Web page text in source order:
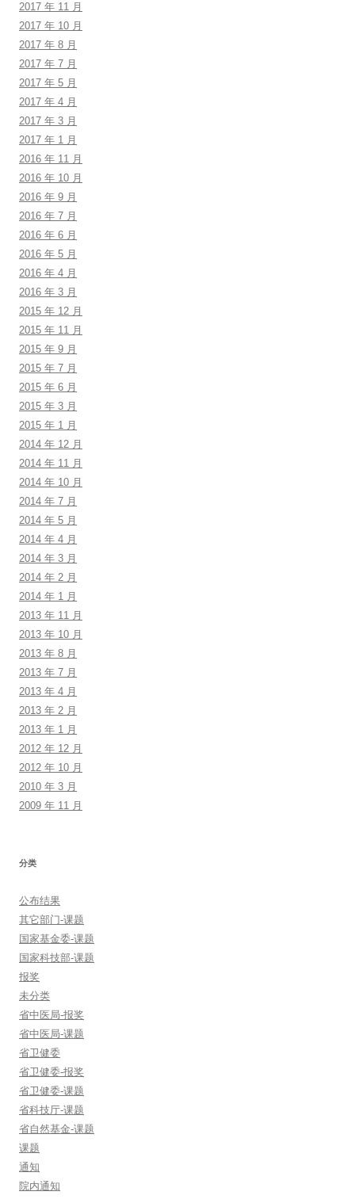
2017 年 11 月
2017 年 10 月
2017 年 8 月
2017 年 7 月
2017 年 5 月
2017 年 4 月
2017 年 3 月
2017 年 1 月
2016 年 11 月
2016 年 10 月
2016 年 9 月
2016 年 7 月
2016 年 6 月
2016 年 5 月
2016 年 4 月
2016 年 3 月
2015 年 12 月
2015 年 11 月
2015 年 9 月
2015 年 7 月
2015 年 6 月
2015 年 3 月
2015 年 1 月
2014 年 12 月
2014 年 11 月
2014 年 10 月
2014 年 7 月
2014 年 5 月
2014 年 4 月
2014 年 3 月
2014 年 2 月
2014 年 1 月
2013 年 11 月
2013 年 10 月
2013 年 8 月
2013 年 7 月
2013 年 4 月
2013 年 2 月
2013 年 1 月
2012 年 12 月
2012 年 10 月
2010 年 3 月
2009 年 11 月
分类
公布结果
其它部门-课题
国家基金委-课题
国家科技部-课题
报奖
未分类
省中医局-报奖
省中医局-课题
省卫健委
省卫健委-报奖
省卫健委-课题
省科技厅-课题
省自然基金-课题
课题
通知
院内通知